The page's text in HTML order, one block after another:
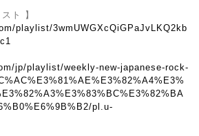
ト 】
playlist/3wmUWGXcQiGPaJvLKQ2kb
jp/playlist/weekly-new-japanese-rock-
pl.u-